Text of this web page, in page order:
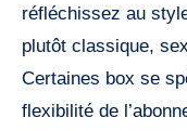
réfléchissez au
plutôt classique,
Certaines box se
flexibilité de